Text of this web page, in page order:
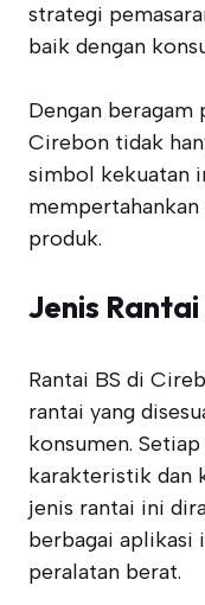
strategi
baik dengan
Dengan beragam
Cirebon tidak
simbol kekuatan
produk.
Jenis
Rantai BS di
rantai yang
konsumen.
karakteristik dan
jenis rantai ini
berbagai aplikasi
peralatan berat.